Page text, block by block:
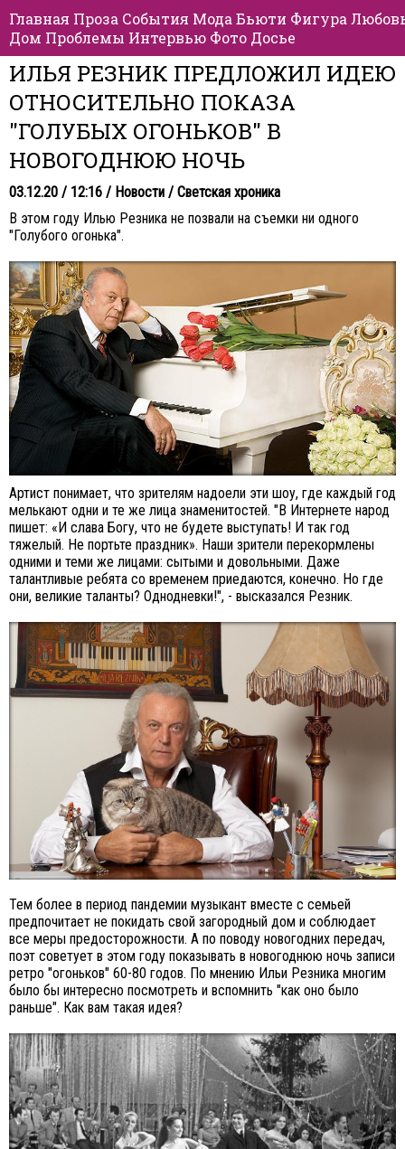
Главная Проза События Мода Бьюти Фигура
Дом Проблемы Интервью Фото Досье
ИЛЬЯ РЕЗНИК ПРЕДЛОЖИЛ ИДЕЮ
ОТНОСИТЕЛЬНО ПОКАЗА
"ГОЛУБЫХ ОГОНЬКОВ" В
НОВОГОДНЮЮ НОЧЬ
03.12.20 / 12:16 / Новости / Светская хроника
В этом году Илью Резника не позвали на съемки ни одного
"Голубого огонька".
Артист понимает, что зрителям надоели эти шоу, где каждый год
мелькают одни и те же лица знаменитостей. "В Интернете народ
пишет: «И слава Богу, что не будете выступать! И так год
тяжелый. Не портьте праздник». Наши зрители перекормлены
одними и теми же лицами: сытыми и довольными. Даже
талантливые ребята со временем приедаются, конечно. Но где
они, великие таланты? Однодневки!", - высказался Резник.
Тем более в период пандемии музыкант вместе с семьей
предпочитает не покидать свой загородный дом и соблюдает
все меры предосторожности. А по поводу новогодних передач,
поэт советует в этом году показывать в новогоднюю ночь записи
ретро "огоньков" 60-80 годов. По мнению Ильи Резника многим
было бы интересно посмотреть и вспомнить "как оно было
раньше". Как вам такая идея?